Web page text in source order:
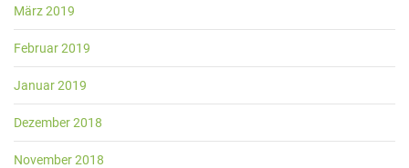
März 2019
Februar 2019
Januar 2019
Dezember 2018
November 2018